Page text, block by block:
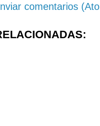
comentarios